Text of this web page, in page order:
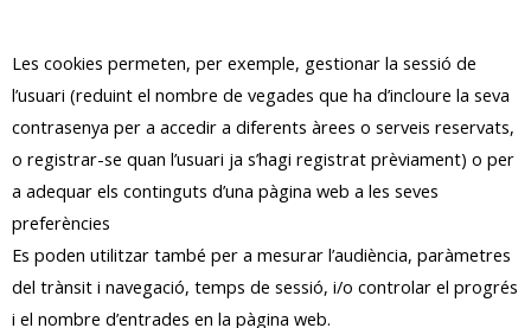
Les cookies permeten, per exemple, gestionar la sessió de
l’usuari (reduint el nombre de vegades que ha d’incloure la seva
contrasenya per a accedir a diferents àrees o serveis reservats,
o registrar-se quan l’usuari ja s’hagi registrat prèviament) o per
a adequar els continguts d’una pàgina web a les seves
preferències
Es poden utilitzar també per a mesurar l’audiència, paràmetres
del trànsit i navegació, temps de sessió, i/o controlar el progrés
i el nombre d’entrades en la pàgina web.